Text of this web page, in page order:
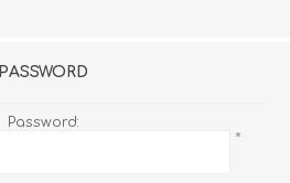
PASSWORD
Password:
*